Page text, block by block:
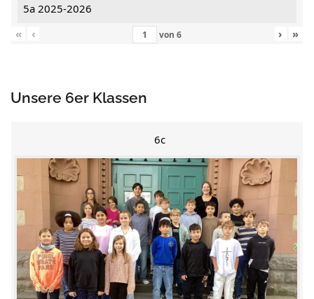
5a 2025-2026
«
‹ von 6 › »
Unsere 6er Klassen
6c